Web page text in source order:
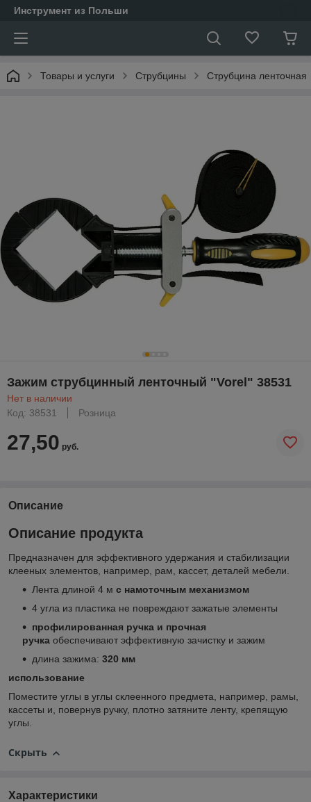
Инструмент из Польши
Товары и услуги Струбцины Струбцина ленточная
Зажим струбцинный ленточный "Vorel" 38531
Нет в наличии
Код: 38531
Розница
27,50 руб.
Описание
Описание продукта
Предназначен для эффективного удержания и стабилизации
клееных элементов, например, рам, кассет, деталей мебели.
Лента длиной 4 м с намоточным механизмом
4 угла из пластика не повреждают зажатые элементы
профилированная ручка и прочная
ручка обеспечивают эффективную зачистку и зажим
длина зажима: 320 мм
использование
Поместите углы в углы склеенного предмета, например, рамы,
кассеты и, повернув ручку, плотно затяните ленту, крепящую
углы.
Скрыть
Характеристики